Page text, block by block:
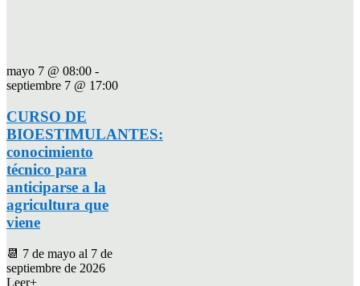
mayo 7 @ 08:00 -
septiembre 7 @ 17:00
CURSO DE
BIOESTIMULANTES:
conocimiento
técnico para
anticiparse a la
agricultura que
viene
📆 7 de mayo al 7 de
septiembre de 2026
Leer+